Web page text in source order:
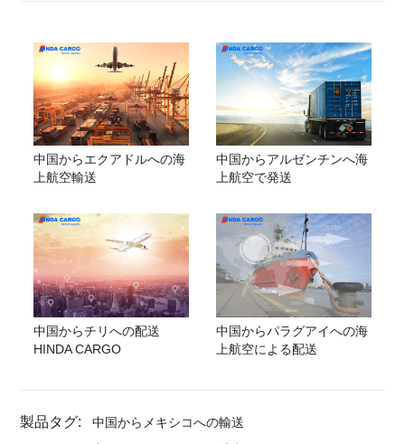
中国からエクアドルへの海
上航空輸送
中国からアルゼンチンへ海
上航空で発送
中国からチリへの配送
HINDA CARGO
中国からパラグアイへの海
上航空による配送
製品タグ:
中国からメキシコへの輸送